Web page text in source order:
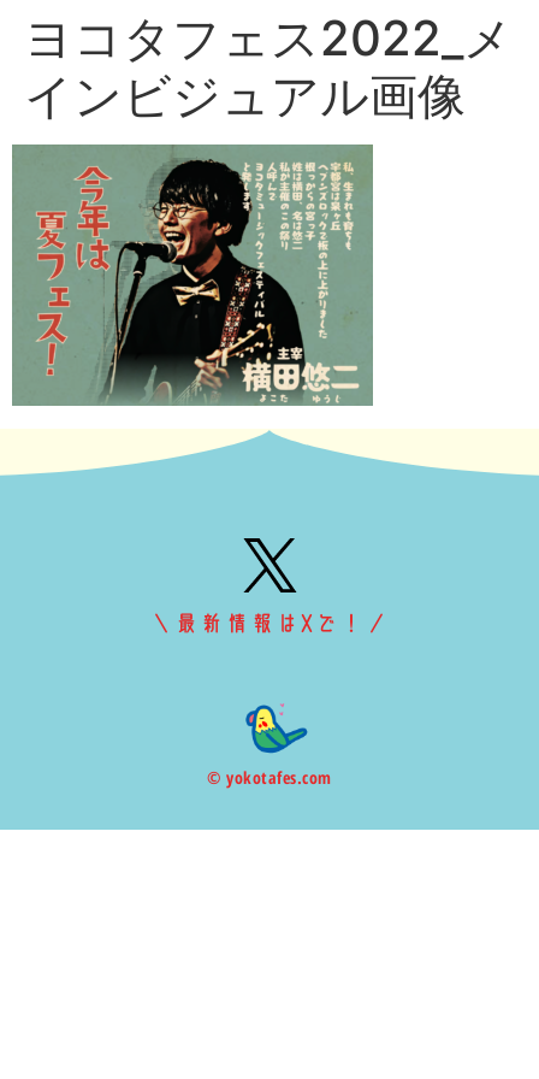
ヨコタフェス2022_メ
インビジュアル画像
＼最新情報はXで！／
© yokotafes.com